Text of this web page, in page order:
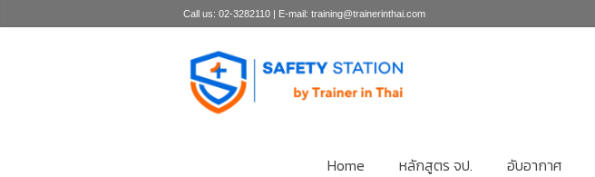
Call us: 02-3282110 | E-mail: training@trainerinthai.com
Home หลักสูตร จป. อับอากาศ